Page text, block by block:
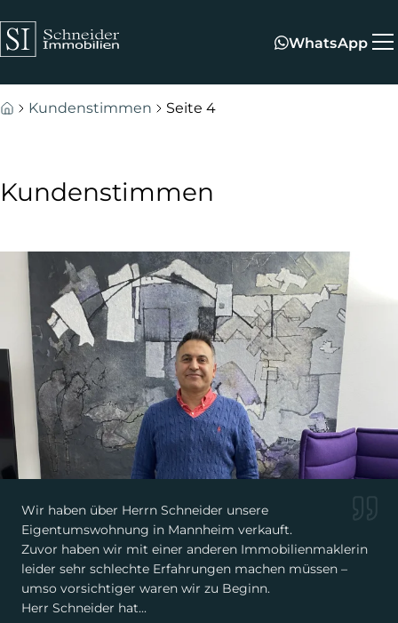
Zum Fuß springen
WhatsApp
Kundenstimmen Seite 4
Kundenstimmen
Wir haben über Herrn Schneider unsere
Eigentumswohnung in Mannheim verkauft.
Zuvor haben wir mit einer anderen Immobilienmaklerin
leider sehr schlechte Erfahrungen machen müssen –
umso vorsichtiger waren wir zu Beginn.
Herr Schneider hat...